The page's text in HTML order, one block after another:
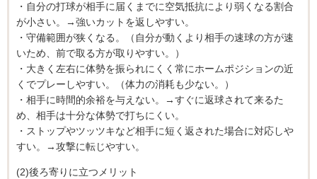
・自分の打球が相手に届くまでに空気抵抗により弱くなる割合
が小さい。→強いカットを返しやすい。
・守備範囲が狭くなる。（自分が動くより相手の速球の方が速
いため、前で取る方が取りやすい。）
・大きく左右に体勢を振られにくく常にホームポジションの近
くでプレーしやすい。（体力の消耗も少ない。）
・相手に時間的余裕を与えない。→すぐに返球されて来るた
め、相手は十分な体勢で打ちにくい。
・ストップやツッツキなど相手に短く返された場合に対応しや
すい。→攻撃に転じやすい。
(2)後ろ寄りに立つメリット